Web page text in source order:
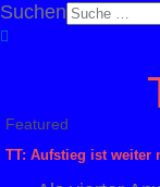
Suchen
Featured
TT: Aufstieg ist weiter